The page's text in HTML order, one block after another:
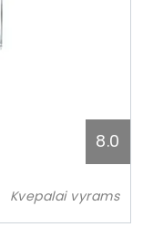
8.0
Kvepalai vyrams